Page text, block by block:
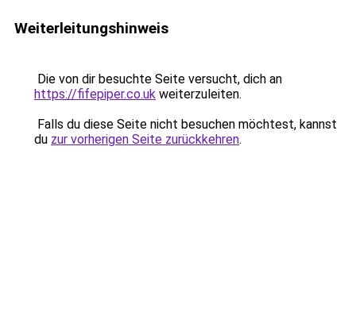
Weiterleitungshinweis
Die von dir besuchte Seite versucht, dich an
https://fifepiper.co.uk weiterzuleiten.
Falls du diese Seite nicht besuchen möchtest, kannst
du zur vorherigen Seite zurückkehren.